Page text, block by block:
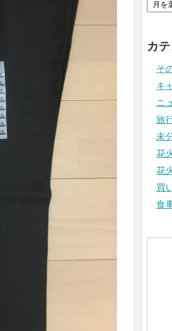
カ
そ
キ
ニ
旅
未
花
花
買
食